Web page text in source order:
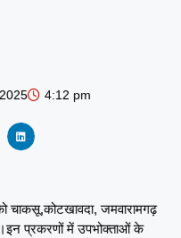
4:12 pm
चाकसू,कोटखावदा, जमवारामगढ़
प्रकरणों में उपभोक्ताओं के